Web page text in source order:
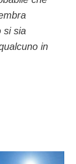
si sia
in